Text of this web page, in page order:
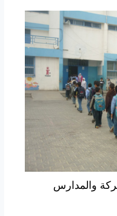
والمدارس